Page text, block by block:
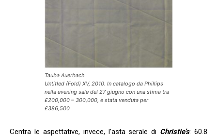
Tauba Auerbach
Untitled (Fold) XV, 2010. In catalogo da Phillips
nella evening sale del 27 giugno con una stima tra
£200,000 – 300,000, è stata venduta per
£386,500
Centra le aspettative, invece, l’asta serale di Christie’s: 60.8